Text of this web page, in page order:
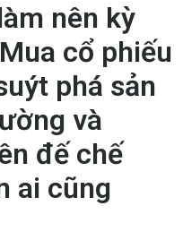
nên kỳ
cổ phiếu
phá sản
và
đế chế
ai cũng